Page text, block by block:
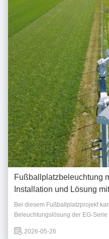
Fußballplatzbeleuchtung
Installation und Lösung
Bei diesem Fußballplatzprojekt
Beleuchtungslösung der EG-
konzipiert ist. Dank der
2026-05-26